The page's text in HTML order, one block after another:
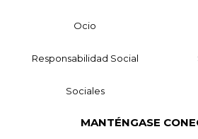
Ocio
Responsabilidad Social
Sociales
MANTÉNGASE